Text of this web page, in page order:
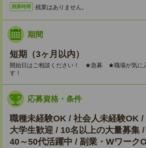
残業時間 残業はありません。
期間
短期（3ヶ月以内）
開始日はご相談ください！ ★急募 ★職場が気に
す！
応募資格・条件
職種未経験OK / 社会人未経験OK
大学生歓迎 / 10名以上の大量募集
40～50代活躍中 / 副業・Wワーク